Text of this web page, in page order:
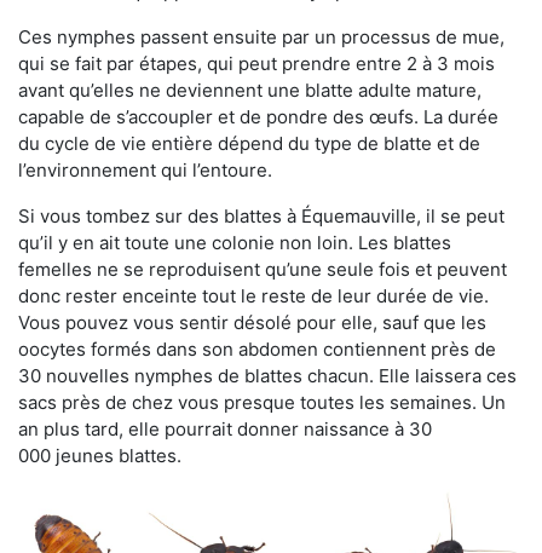
Ces nymphes passent ensuite par un processus de mue,
qui se fait par étapes, qui peut prendre entre 2 à 3 mois
avant qu’elles ne deviennent une blatte adulte mature,
capable de s’accoupler et de pondre des œufs. La durée
du cycle de vie entière dépend du type de blatte et de
l’environnement qui l’entoure.
Si vous tombez sur des blattes à Équemauville, il se peut
qu’il y en ait toute une colonie non loin. Les blattes
femelles ne se reproduisent qu’une seule fois et peuvent
donc rester enceinte tout le reste de leur durée de vie.
Vous pouvez vous sentir désolé pour elle, sauf que les
oocytes formés dans son abdomen contiennent près de
30 nouvelles nymphes de blattes chacun. Elle laissera ces
sacs près de chez vous presque toutes les semaines. Un
an plus tard, elle pourrait donner naissance à 30
000 jeunes blattes.